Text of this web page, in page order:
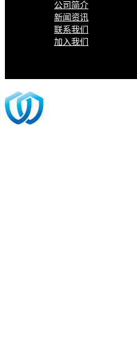
公司简介
新闻资讯
联系我们
加入我们